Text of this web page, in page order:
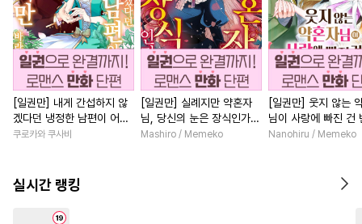
[일권만] 내게 간섭하지 않
겠다던 냉정한 남편이 어째
선지 저만 바라봅니다 [단행
쿠로카와 쿠사비
[일권만] 실례지만 약혼자
님, 당신의 눈은 장식인가
요? [단행본]
Mashiro / Memeko
[일권만] 웃지 않는
님이 사랑에 빠진 건
저인 것 같습니다 [
Nanohiru / Memeko
실시간 랭킹